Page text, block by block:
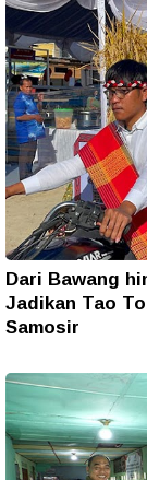
Dari Bawang
Jadikan Tao
Samosir